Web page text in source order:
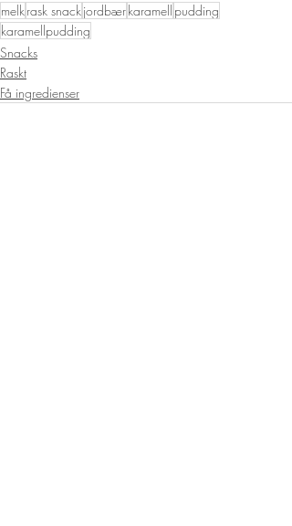
melkrask snackjordbærkaramell pudding
karamellpudding
Snacks
Raskt
Få ingredienser